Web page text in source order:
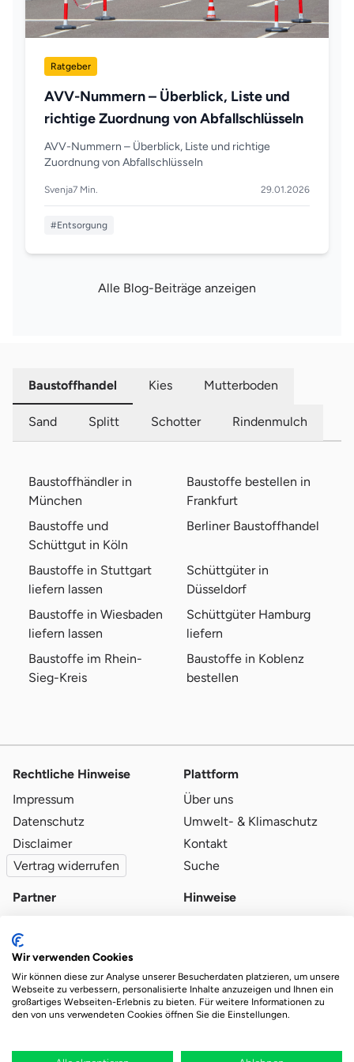
Ratgeber
AVV-Nummern – Überblick, Liste und
richtige Zuordnung von Abfallschlüsseln
AVV-Nummern – Überblick, Liste und richtige
Zuordnung von Abfallschlüsseln
Svenja7 Min. 29.01.2026
#Entsorgung
Alle Blog-Beiträge anzeigen
Baustoffhandel Kies Mutterboden
Sand Splitt Schotter Rindenmulch
Baustoffhändler in
München
Baustoffe bestellen in
Frankfurt
Baustoffe und
Schüttgut in Köln
Berliner Baustoffhandel
Baustoffe in Stuttgart
liefern lassen
Schüttgüter in
Düsseldorf
Baustoffe in Wiesbaden
liefern lassen
Schüttgüter Hamburg
liefern
Baustoffe im Rhein-
Sieg-Kreis
Baustoffe in Koblenz
bestellen
Rechtliche Hinweise
Impressum
Datenschutz
Disclaimer
Vertrag widerrufen
Plattform
Über uns
Umwelt- & Klimaschutz
Kontakt
Suche
Partner
Qualitätsvoraussetzungen
Partner-Login
Hinweise
Das Ökosystem für beste Ver- und Entsorgung
Wir verwenden Cookies
Wir können diese zur Analyse unserer Besucherdaten platzieren, um unsere
Webseite zu verbessern, personalisierte Inhalte anzuzeigen und Ihnen ein
großartiges Webseiten-Erlebnis zu bieten. Für weitere Informationen zu
den von uns verwendeten Cookies öffnen Sie die Einstellungen.